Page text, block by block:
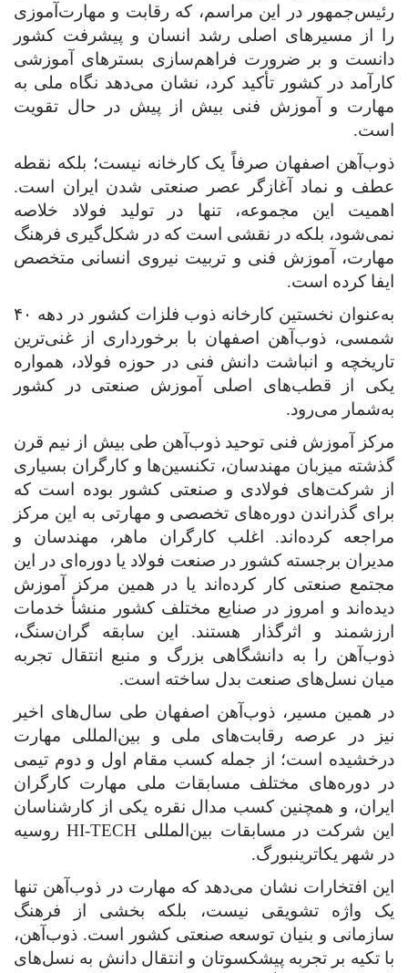
رئیس‌جمهور در این مراسم، که رقابت و مهارت‌آموزی
را از مسیرهای اصلی رشد انسان و پیشرفت کشور
دانست و بر ضرورت فراهم‌سازی بسترهای آموزشی
کارآمد در کشور تأکید کرد، نشان می‌دهد نگاه ملی به
مهارت و آموزش فنی بیش از پیش در حال تقویت
است.
ذوب‌آهن اصفهان صرفاً یک کارخانه نیست؛ بلکه نقطه
عطف و نماد آغازگر عصر صنعتی شدن ایران است.
اهمیت این مجموعه، تنها در تولید فولاد خلاصه
نمی‌شود، بلکه در نقشی است که در شکل‌گیری فرهنگ
مهارت، آموزش فنی و تربیت نیروی انسانی متخصص
ایفا کرده است.
به‌عنوان نخستین کارخانه ذوب فلزات کشور در دهه ۴۰
شمسی، ذوب‌آهن اصفهان با برخورداری از غنی‌ترین
تاریخچه و انباشت دانش فنی در حوزه فولاد، همواره
یکی از قطب‌های اصلی آموزش صنعتی در کشور
به‌شمار می‌رود.
مرکز آموزش فنی توحید ذوب‌آهن طی بیش از نیم قرن
گذشته میزبان مهندسان، تکنسین‌ها و کارگران بسیاری
از شرکت‌های فولادی و صنعتی کشور بوده است که
برای گذراندن دوره‌های تخصصی و مهارتی به این مرکز
مراجعه کرده‌اند. اغلب کارگران ماهر، مهندسان و
مدیران برجسته کشور در صنعت فولاد یا دوره‌ای در این
مجتمع صنعتی کار کرده‌اند یا در همین مرکز آموزش
دیده‌اند و امروز در صنایع مختلف کشور منشأ خدمات
ارزشمند و اثرگذار هستند. این سابقه گران‌سنگ،
ذوب‌آهن را به دانشگاهی بزرگ و منبع انتقال تجربه
میان نسل‌های صنعت بدل ساخته است.
در همین مسیر، ذوب‌آهن اصفهان طی سال‌های اخیر
نیز در عرصه رقابت‌های ملی و بین‌المللی مهارت
درخشیده است؛ از جمله کسب مقام اول و دوم تیمی
در دوره‌های مختلف مسابقات ملی مهارت کارگران
ایران، و همچنین کسب مدال نقره یکی از کارشناسان
این شرکت در مسابقات بین‌المللی
روسیه
در شهر یکاترینبورگ.
این افتخارات نشان می‌دهد که مهارت در ذوب‌آهن تنها
یک واژه تشویقی نیست، بلکه بخشی از فرهنگ
سازمانی و بنیان توسعه صنعتی کشور است. ذوب‌آهن،
با تکیه بر تجربه پیشکسوتان و انتقال دانش به نسل‌های